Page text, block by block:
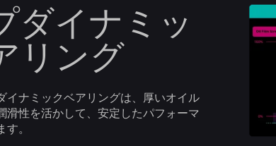
ダイナミッ
リング
イナミックベアリングは、厚いオイル
滑性を活かして、安定したパフォーマ
。